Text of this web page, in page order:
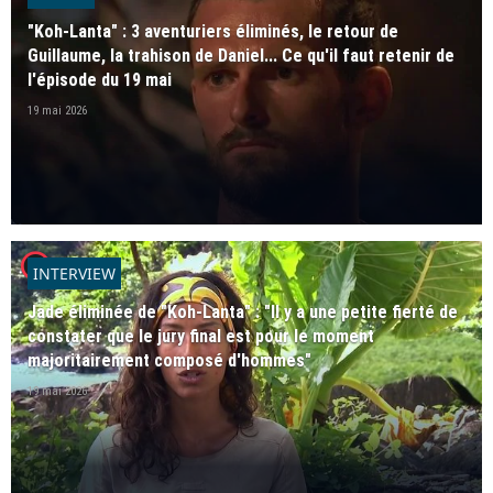
"Koh-Lanta" : 3 aventuriers éliminés, le retour de
Guillaume, la trahison de Daniel... Ce qu'il faut retenir de
l'épisode du 19 mai
19 mai 2026
player2INTERVIEW
Jade éliminée de "Koh-Lanta" : "Il y a une petite fierté de
constater que le jury final est pour le moment
majoritairement composé d'hommes"
19 mai 2026